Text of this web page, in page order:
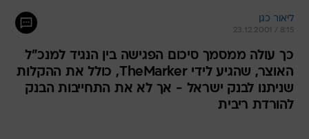
ליאור כגן
23.12.2001 / 8:15
כך עולה ממסמך סיכום הפגישה בין הנגיד למנכ"ל
האוצר, שהגיע לידי TheMarker, כולל את ההקלות
שניתנו לבנק ישראל - אך לא את התחייבות הבנק
להורדת ריבית